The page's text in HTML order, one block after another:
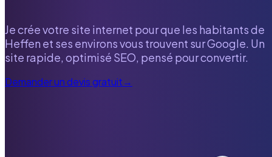
Je crée votre site internet pour que les habitants de
Heffen et ses environs vous trouvent sur Google. Un
site rapide, optimisé SEO, pensé pour convertir.
Demander un devis gratuit→